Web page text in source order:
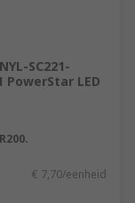
SC221-
PowerStar LED
€ 7,70/eenheid